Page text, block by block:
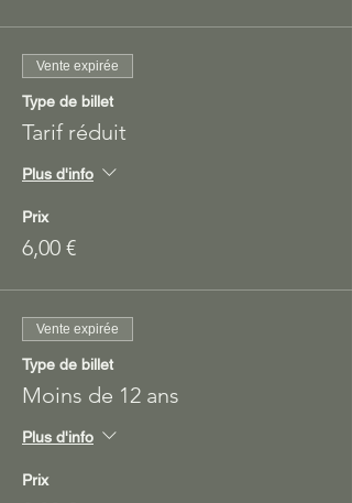
Vente expirée
Type de billet
Tarif réduit
Plus d'info
Prix
6,00 €
Vente expirée
Type de billet
Moins de 12 ans
Plus d'info
Prix